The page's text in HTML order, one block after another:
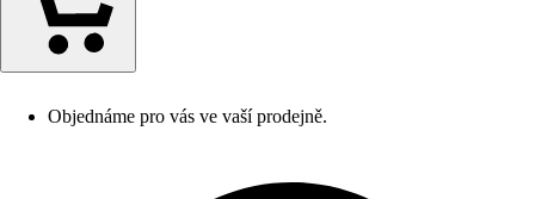
Objednáme pro vás ve vaší prodejně.